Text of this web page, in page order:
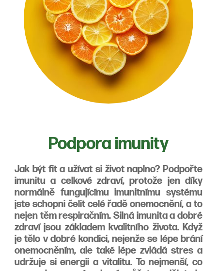
Podpora imunity
Jak být fit a užívat si život naplno? Podpořte
imunitu a celkové zdraví, protože jen díky
normálně fungujícímu imunitnímu systému
jste schopni čelit celé řadě onemocnění, a to
nejen těm respiračním. Silná imunita a dobré
zdraví jsou základem kvalitního života. Když
je tělo v dobré kondici, nejenže se lépe brání
onemocněním, ale také lépe zvládá stres a
udržuje si energii a vitalitu. To nejmenší, co